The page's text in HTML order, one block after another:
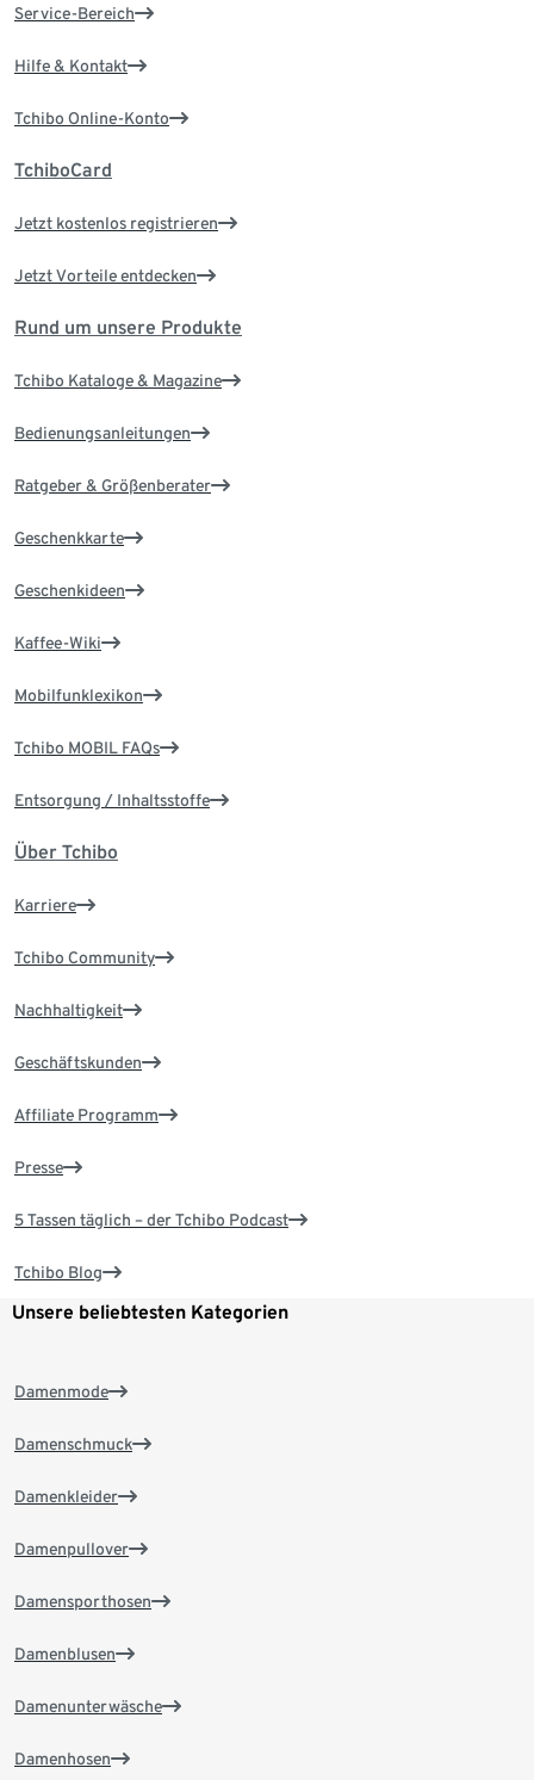
Service-Bereich
Hilfe & Kontakt
Tchibo Online-Konto
TchiboCard
Jetzt kostenlos registrieren
Jetzt Vorteile entdecken
Rund um unsere Produkte
Tchibo Kataloge & Magazine
Bedienungsanleitungen
Ratgeber & Größenberater
Geschenkkarte
Geschenkideen
Kaffee-Wiki
Mobilfunklexikon
Tchibo MOBIL FAQs
Entsorgung / Inhaltsstoffe
Über Tchibo
Karriere
Tchibo Community
Nachhaltigkeit
Geschäftskunden
Affiliate Programm
Presse
5 Tassen täglich – der Tchibo Podcast
Tchibo Blog
Unsere beliebtesten Kategorien
Damenmode
Damenschmuck
Damenkleider
Damenpullover
Damensporthosen
Damenblusen
Damenunterwäsche
Damenhosen